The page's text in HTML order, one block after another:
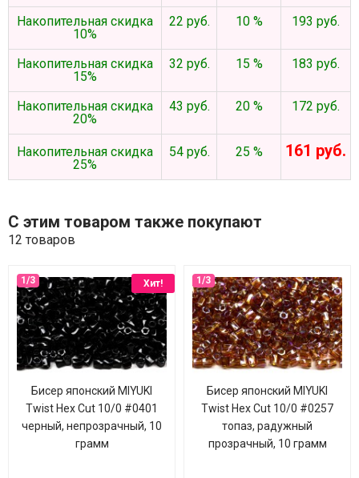
Накопительная скидка
10%
22 руб. 10 % 193 руб.
Накопительная скидка
15%
32 руб. 15 % 183 руб.
Накопительная скидка
20%
43 руб. 20 % 172 руб.
Накопительная скидка
25%
54 руб. 25 % 161 руб.
С этим товаром также покупают
12 товаров
Хит!
Бисер японский MIYUKI
Twist Hex Cut 10/0 #0401
черный, непрозрачный, 10
грамм
Бисер японский MIYUKI
Twist Hex Cut 10/0 #0257
топаз, радужный
прозрачный, 10 грамм